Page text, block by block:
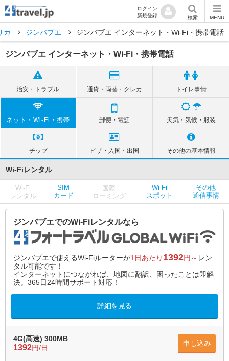
ログイン
新規登録
検索 MENU
カ ジンバブエ ジンバブエ インターネット・Wi-Fi・携帯電話
ジンバブエ インターネット・Wi-Fi・携帯電話
治安・トラブル 通貨・両替・クレカ トイレ事情
ネット・Wi-Fi・携帯 郵便・電話 天気・気候・服装
チップ ビザ・入国・出国 その他の基本情報
Wi-Fiレンタル
Wi-Fi
レンタル
SIM
カード
国際
ローミング
Wi-Fi
スポット
その他
通信事情
ジンバブエでのWi-Fiレンタルなら
ジンバブエで使えるWi-Fiルーターが1日あたり 1392円～ レン
タル可能です！
インターネットにつながれば、地図に翻訳、困ったことは即解
決。365日24時間サポート対応！
詳細を見る
4G(高速) 300MB
1392円/日
申し込み